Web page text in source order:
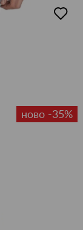
в
ново -35%